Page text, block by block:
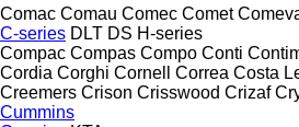
Comac Comau Comec Comet
C-series DLT DS H-series
Compac Compas Compo Conti
Cordia Corghi Cornell Correa Costa
Creemers Crison Crisswood Crizaf
Cummins